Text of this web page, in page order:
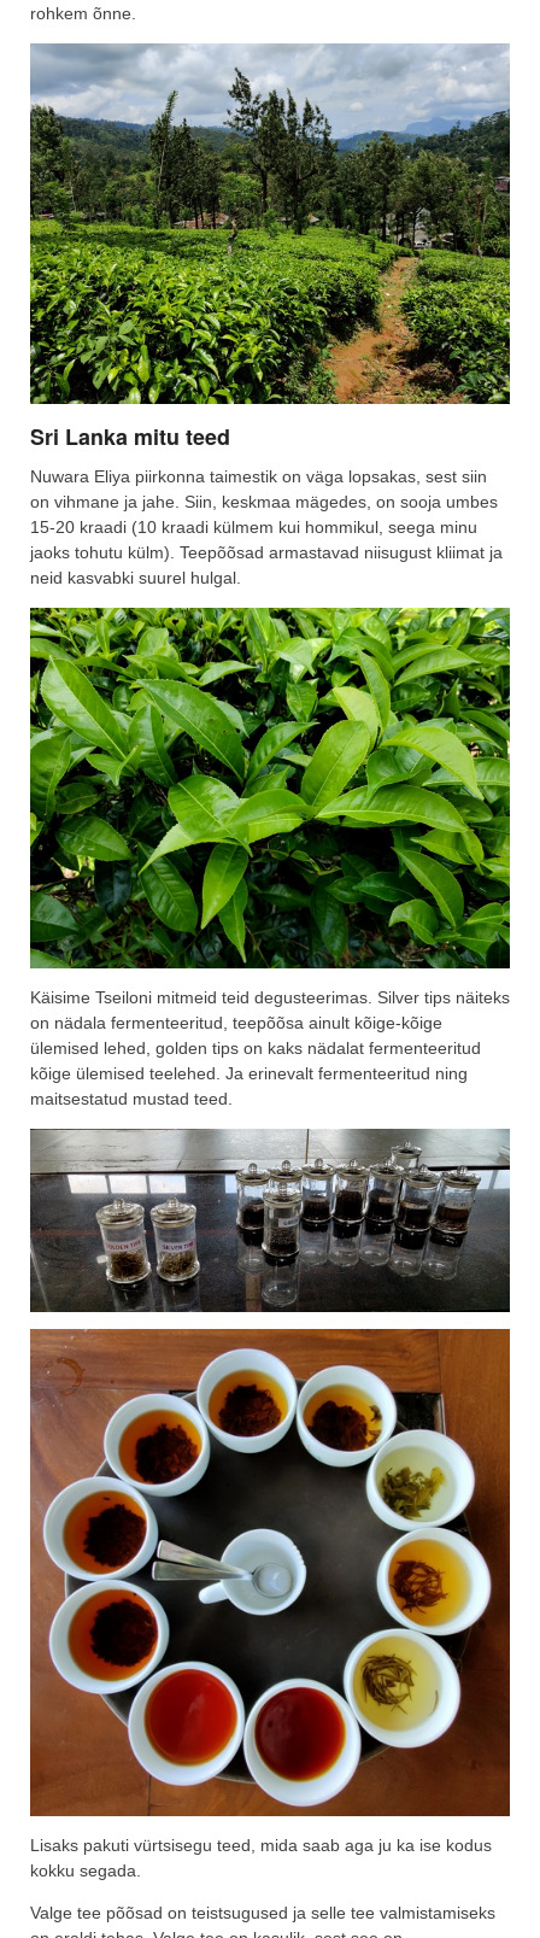
rohkem õnne.
Sri Lanka mitu teed
Nuwara Eliya piirkonna taimestik on väga lopsakas, sest siin
on vihmane ja jahe. Siin, keskmaa mägedes, on sooja umbes
15-20 kraadi (10 kraadi külmem kui hommikul, seega minu
jaoks tohutu külm). Teepõõsad armastavad niisugust kliimat ja
neid kasvabki suurel hulgal.
Käisime Tseiloni mitmeid teid degusteerimas. Silver tips näiteks
on nädala fermenteeritud, teepõõsa ainult kõige-kõige
ülemised lehed, golden tips on kaks nädalat fermenteeritud
kõige ülemised teelehed. Ja erinevalt fermenteeritud ning
maitsestatud mustad teed.
Lisaks pakuti vürtsisegu teed, mida saab aga ju ka ise kodus
kokku segada.
Valge tee põõsad on teistsugused ja selle tee valmistamiseks